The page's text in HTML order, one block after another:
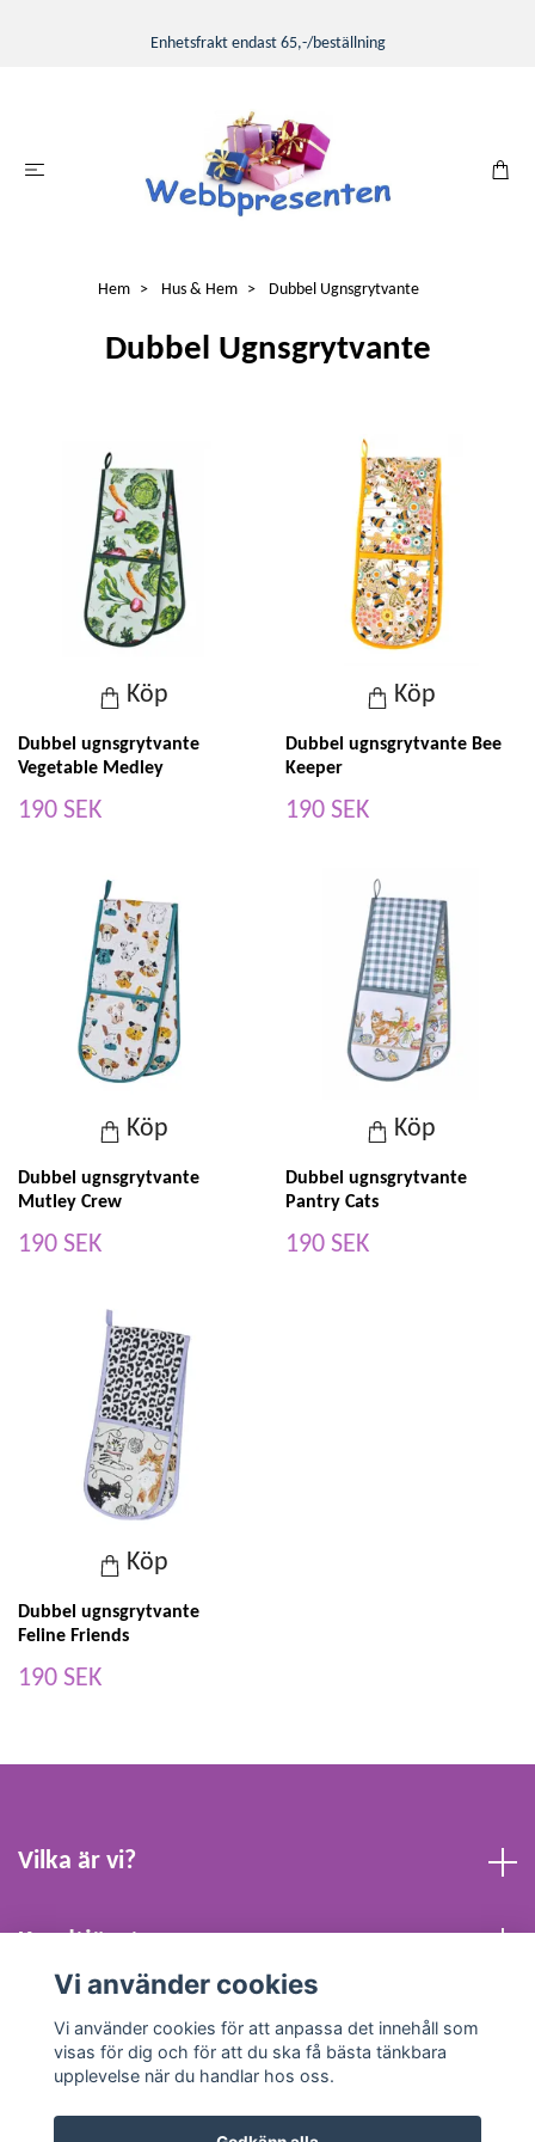
Enhetsfrakt endast 65,-/beställning
Hem Hus & Hem Dubbel Ugnsgrytvante
Dubbel Ugnsgrytvante
Köp
Dubbel ugnsgrytvante
Vegetable Medley
190 SEK
Köp
Dubbel ugnsgrytvante Bee
Keeper
190 SEK
Köp
Dubbel ugnsgrytvante
Mutley Crew
190 SEK
Köp
Dubbel ugnsgrytvante
Pantry Cats
190 SEK
Köp
Dubbel ugnsgrytvante
Feline Friends
190 SEK
Vilka är vi?
Kundtjänst
Köpvillkor och Kontakt
Vi använder cookies
Vi använder cookies för att anpassa det innehåll som
visas för dig och för att du ska få bästa tänkbara
upplevelse när du handlar hos oss.